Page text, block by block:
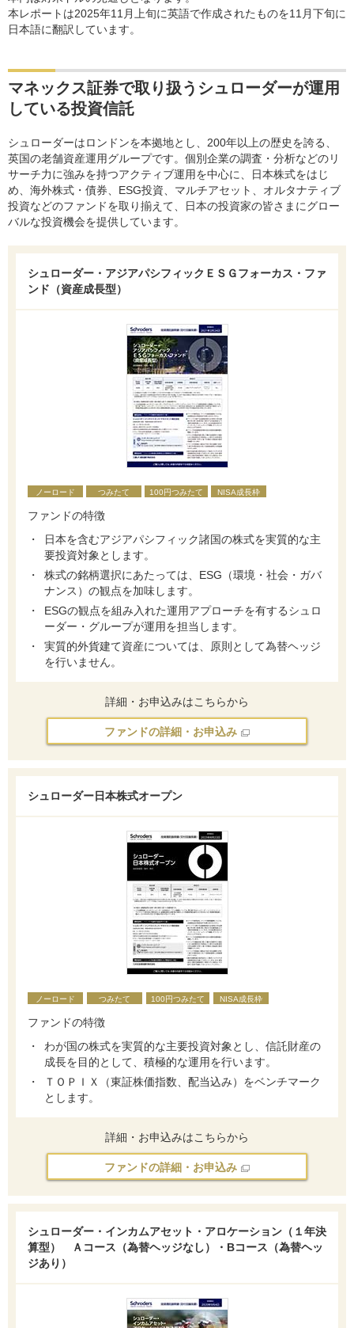
本レポートは2025年11月上旬に英語で作成されたものを11月下旬に
日本語に翻訳しています。
マネックス証券で取り扱うシュローダーが運用
している投資信託
シュローダーはロンドンを本拠地とし、200年以上の歴史を誇る、
英国の老舗資産運用グループです。個別企業の調査・分析などのリ
サーチ力に強みを持つアクティブ運用を中心に、日本株式をはじ
め、海外株式・債券、ESG投資、マルチアセット、オルタナティブ
投資などのファンドを取り揃えて、日本の投資家の皆さまにグロー
バルな投資機会を提供しています。
シュローダー・アジアパシフィックＥＳＧフォーカス・ファ
ンド（資産成長型）
ノーロード つみたて 100円つみたて NISA成長枠
ファンドの特徴
日本を含むアジアパシフィック諸国の株式を実質的な主
要投資対象とします。
株式の銘柄選択にあたっては、ESG（環境・社会・ガバ
ナンス）の観点を加味します。
ESGの観点を組み入れた運用アプローチを有するシュロ
ーダー・グループが運用を担当します。
実質的外貨建て資産については、原則として為替ヘッジ
を行いません。
詳細・お申込みはこちらから
ファンドの詳細・お申込み
シュローダー日本株式オープン
ノーロード つみたて 100円つみたて NISA成長枠
ファンドの特徴
わが国の株式を実質的な主要投資対象とし、信託財産の
成長を目的として、積極的な運用を行います。
ＴＯＰＩＸ（東証株価指数、配当込み）をベンチマーク
とします。
詳細・お申込みはこちらから
ファンドの詳細・お申込み
シュローダー・インカムアセット・アロケーション（１年決
算型） Ａコース（為替ヘッジなし）・Bコース（為替ヘッ
ジあり）